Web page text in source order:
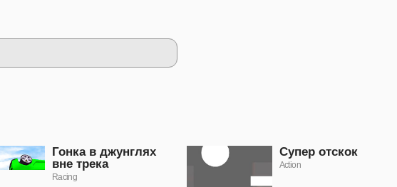
Гонка в джунглях
вне трека
Racing
Супер отскок
Action